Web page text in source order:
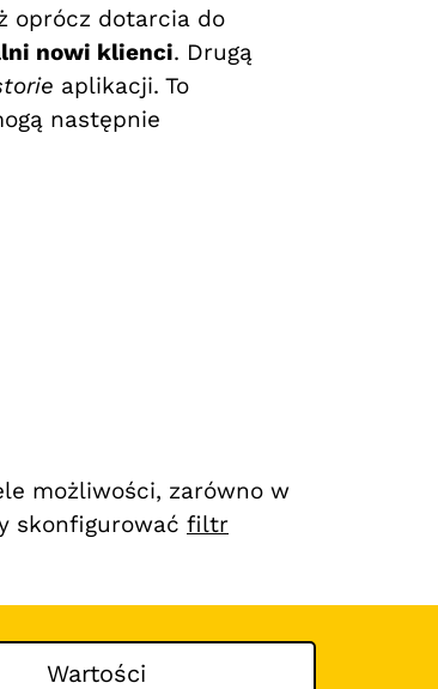
oprócz dotarcia do
nowi klienci. Drugą
aplikacji. To
następnie
możliwości, zarówno w
skonfigurować filtr
Wartości